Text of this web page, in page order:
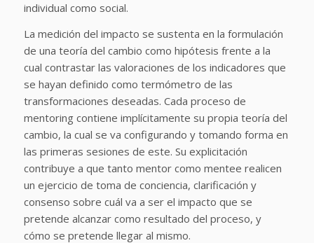
individual como social.
La medición del impacto se sustenta en la formulación
de una teoría del cambio como hipótesis frente a la
cual contrastar las valoraciones de los indicadores que
se hayan definido como termómetro de las
transformaciones deseadas. Cada proceso de
mentoring contiene implícitamente su propia teoría del
cambio, la cual se va configurando y tomando forma en
las primeras sesiones de este. Su explicitación
contribuye a que tanto mentor como mentee realicen
un ejercicio de toma de conciencia, clarificación y
consenso sobre cuál va a ser el impacto que se
pretende alcanzar como resultado del proceso, y
cómo se pretende llegar al mismo.